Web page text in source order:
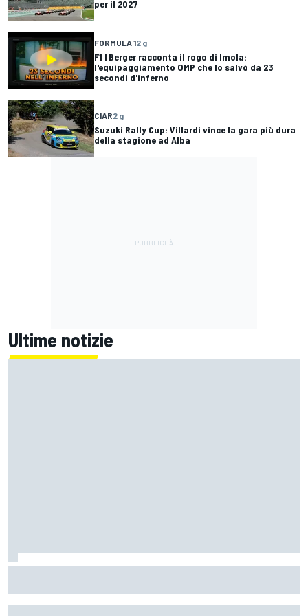
per il 2027
FORMULA 12 g
F1 | Berger racconta il rogo di Imola:
l'equipaggiamento OMP che lo salvò da 23
secondi d'inferno
CIAR2 g
Suzuki Rally Cup: Villardi vince la gara più dura
della stagione ad Alba
Ultime notizie